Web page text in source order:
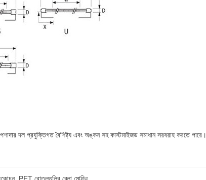
দল প্রযুক্তিগত বৈশিষ্ট্য এবং অঙ্কন সহ কাস্টমাইজড সমাধান সরবরাহ করতে পারে।